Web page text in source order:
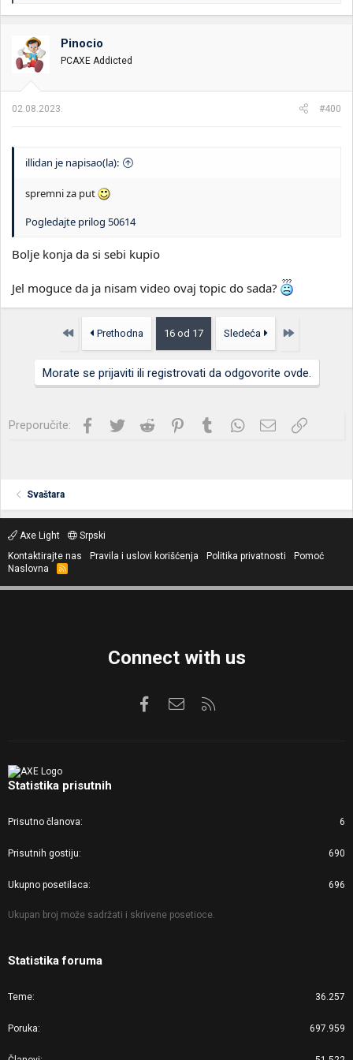
a
j
:
Pinocio
PCAXE Addicted
02.08.2023. #400
illidan je napisao(la):
spremni za put
Pogledajte prilog 50614
Bolje konja da si sebi kupio
Jel moguce da ja nisam video ovaj topic do sada?
Prvo Prethodna 16 od 17 Sledeća Poslednja
Morate se prijaviti ili registrovati da odgovorite ovde.
Preporučite: Facebook
Twitter Reddit PinterestTumblrWhatsApp
Imejl Link
Svaštara
Axe Light
Srpski
Kontaktirajte nas
Pravila i uslovi korišćenja Politika privatnosti
Pomoć
Naslovna
R
S
Connect with us
FacebookKontaktirajte nas
Statistika prisutnih
Prisutno članova 6
Prisutnih gostiju 690
Ukupno posetilaca 696
Ukupan broj može sadržati i skrivene posetioce.
Statistika foruma
Teme 36.257
Poruka 697.959